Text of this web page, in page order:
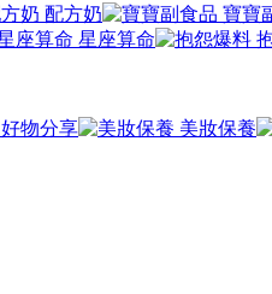
配方奶 寶寶
星座算命
好物分享 美妝保養